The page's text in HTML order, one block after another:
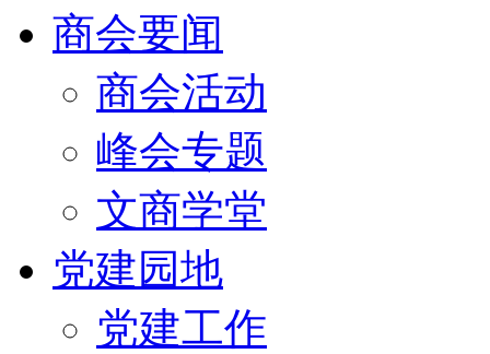
商会要闻
商会活动
峰会专题
文商学堂
党建园地
党建工作